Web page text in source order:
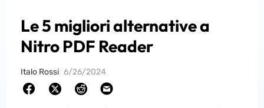
Le 5 migliori alternative a
Nitro PDF Reader
Italo Rossi 6/26/2024